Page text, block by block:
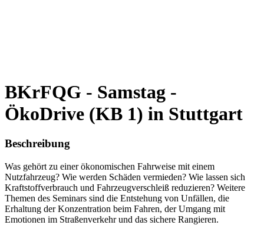
BKrFQG - Samstag -
ÖkoDrive (KB 1) in Stuttgart
Beschreibung
Was gehört zu einer ökonomischen Fahrweise mit einem
Nutzfahrzeug? Wie werden Schäden vermieden? Wie lassen sich
Kraftstoffverbrauch und Fahrzeugverschleiß reduzieren? Weitere
Themen des Seminars sind die Entstehung von Unfällen, die
Erhaltung der Konzentration beim Fahren, der Umgang mit
Emotionen im Straßenverkehr und das sichere Rangieren.